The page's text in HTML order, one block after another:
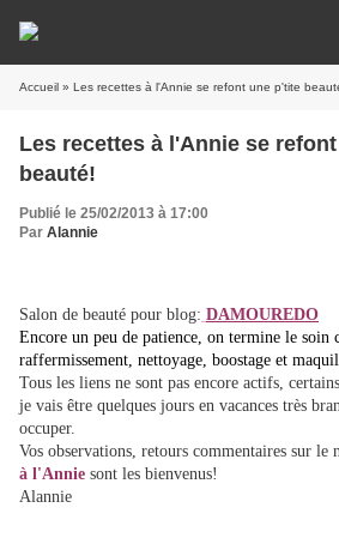
Accueil » Les recettes à l'Annie se refont une p'tite
Les recettes à l'Annie se
beauté!
Publié le 25/02/2013 à 17:00
Par Alannie
Salon de beauté pour blog: DAMOUREDO
Encore un peu de patience, on termine le
raffermissement, nettoyage, boostage et
Tous les liens ne sont pas encore actifs,
je vais être quelques jours en vacances très
occuper.
Vos observations, retours commentaires sur le
à l'Annie sont les bienvenus!
Alannie